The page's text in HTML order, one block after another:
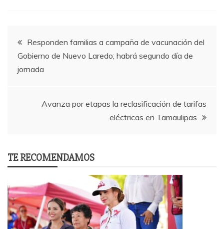
Post
navigation
Responden familias a campaña de vacunación del
Gobierno de Nuevo Laredo; habrá segundo día de
jornada
Avanza por etapas la reclasificación de tarifas
eléctricas en Tamaulipas
TE RECOMENDAMOS